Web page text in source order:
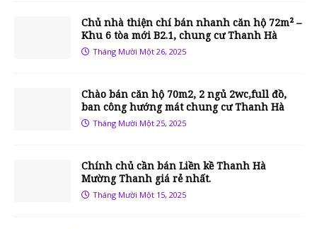
Chủ nhà thiện chí bán nhanh căn hộ 72m² –
Khu 6 tòa mới B2.1, chung cư Thanh Hà
Tháng Mười Một 26, 2025
Chào bán căn hộ 70m2, 2 ngủ 2wc,full đồ,
ban công hướng mát chung cư Thanh Hà
Tháng Mười Một 25, 2025
Chính chủ cần bán Liền kề Thanh Hà
Mường Thanh giá rẻ nhất.
Tháng Mười Một 15, 2025